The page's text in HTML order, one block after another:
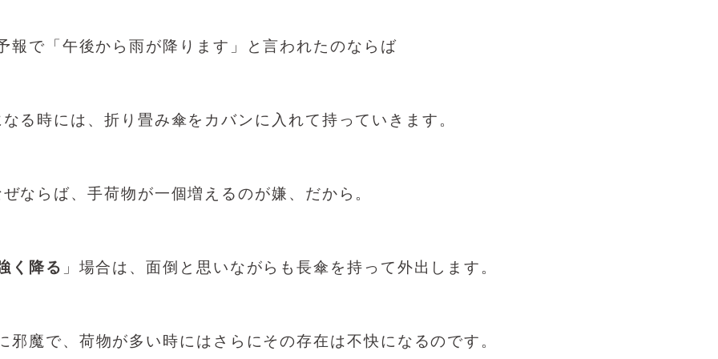
報で「午後から雨が降ります」と言われたのならば
る時には、折り畳み傘をカバンに入れて持っていきます。
ぜならば、手荷物が一個増えるのが嫌、だから。
く降る 」場合は、面倒と思いながらも長傘を持って外出します。
邪魔で、荷物が多い時にはさらにその存在は不快になるのです。